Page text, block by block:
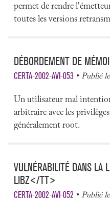
permet de rendre
toutes les versions
DÉBORDEMENT DE
CERTA-2002-AVI-053 Publié
Un utilisateur mal
arbitraire avec les
généralement root.
VULNÉRABILITÉ DANS
LIBZ</TT>
CERTA-2002-AVI-052 Publié